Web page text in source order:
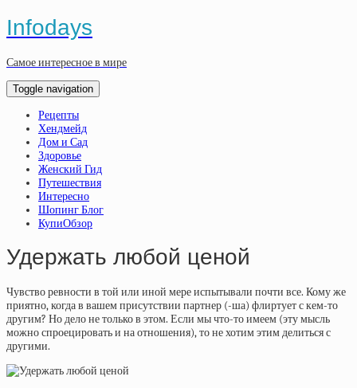
Infodays
Самое интересное в мире
Toggle navigation
Рецепты
Хендмейд
Дом и Сад
Здоровье
Женский Гид
Путешествия
Интересно
Шопинг Блог
КупиОбзор
Удержать любой ценой
Чувство ревности в той или иной мере испытывали почти все. Кому же
приятно, когда в вашем присутствии партнер (-ша) флиртует с кем-то
другим? Но дело не только в этом. Если мы что-то имеем (эту мысль
можно спроецировать и на отношения), то не хотим этим делиться с
другими.